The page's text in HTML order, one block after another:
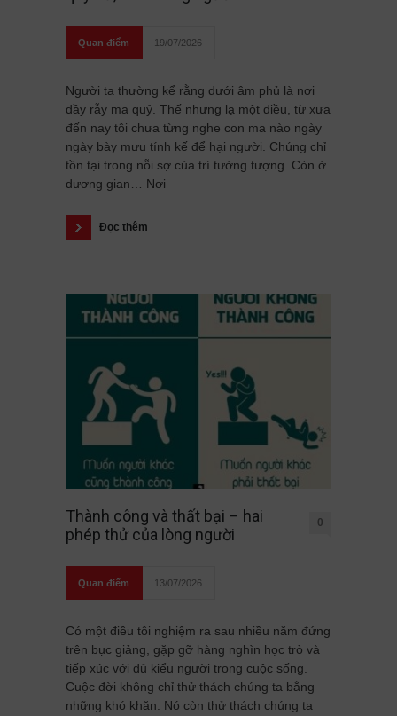
Quan điểm 19/07/2026
Người ta thường kể rằng dưới âm phủ là nơi
đầy rẫy ma quỷ. Thế nhưng lạ một điều, từ xưa
đến nay tôi chưa từng nghe con ma nào ngày
ngày bày mưu tính kế để hại người. Chúng chỉ
tồn tại trong nỗi sợ của trí tưởng tượng. Còn ở
dương gian… Nơi
Đọc thêm
Thành công và thất bại – hai
phép thử của lòng người
0
Quan điểm 13/07/2026
Có một điều tôi nghiệm ra sau nhiều năm đứng
trên bục giảng, gặp gỡ hàng nghìn học trò và
tiếp xúc với đủ kiểu người trong cuộc sống.
Cuộc đời không chỉ thử thách chúng ta bằng
những khó khăn. Nó còn thử thách chúng ta